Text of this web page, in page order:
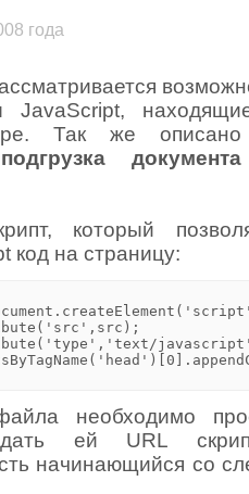
года
JavaScript,
Так же описано
подгрузка
который
код на страницу:
необходимо
ей URL
начинающийся со